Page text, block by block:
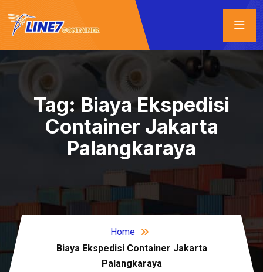
Tag: Biaya Ekspedisi
Container Jakarta
Palangkaraya
Home
Biaya Ekspedisi Container Jakarta
Palangkaraya